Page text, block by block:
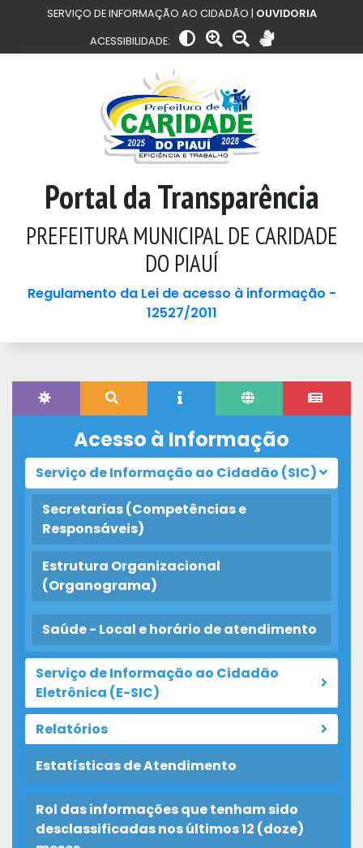
SERVIÇO DE INFORMAÇÃO AO CIDADÃO | OUVIDORIA
ACESSIBILIDADE:
Portal da Transparência
PREFEITURA MUNICIPAL DE CARIDADE
DO PIAUÍ
Regulamento da Lei de acesso à informação -
12527/2011
Acesso à Informação
Serviço de Informação ao Cidadão (SIC)
Secretarias (Competências e
Responsáveis)
Estrutura Organizacional
(Organograma)
Saúde - Local e horário de atendimento
Serviço de Informação ao Cidadão
Eletrônica (E-SIC)
Relatórios
Estatísticas de Atendimento
Rol das informações que tenham sido
desclassificadas nos últimos 12 (doze)